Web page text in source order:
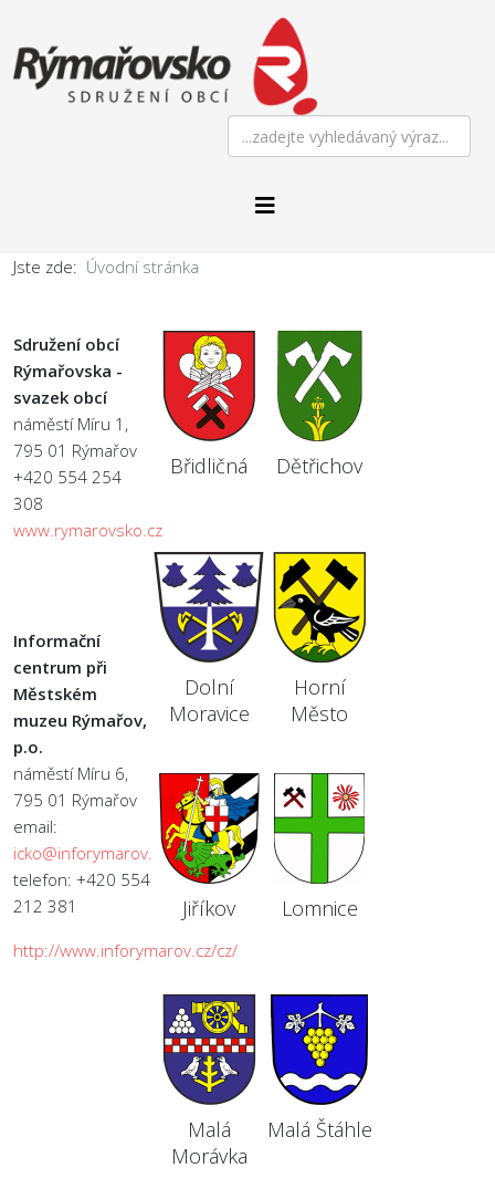
Jste zde: Úvodní stránka
Sdružení obcí
Rýmařovska -
svazek obcí
náměstí Míru 1,
795 01 Rýmařov
+420 554 254
308
www.rymarovsko.cz
Informační
centrum při
Městském
muzeu Rýmařov,
p.o.
náměstí Míru 6,
795 01 Rýmařov
email:
icko@inforymarov.cz
telefon: +420 554
212 381
http://www.inforymarov.cz/cz/
Břidličná Dětřichov
Dolní
Moravice
Horní
Město
Jiříkov Lomnice
Malá
Morávka
Malá Štáhle